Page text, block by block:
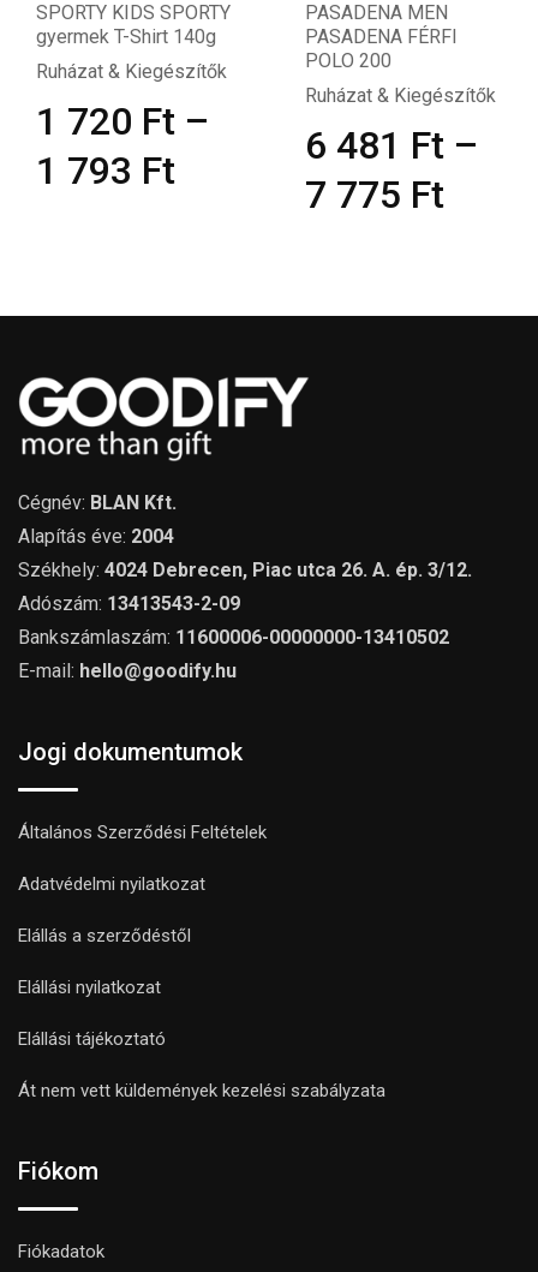
SPORTY
Shirt 140g
Kiegészítők
Ft –
Ft
PASADENA MEN
PASADENA FÉRFI
POLO 200
Ruházat & Kiegészítők
Ft –
Ft
6
Cégnév: BLAN Kft.
Alapítás éve: 2004
Székhely: 4024 Debrecen, Piac utca 26. A. ép. 3/12.
Adószám: 13413543-2-09
Bankszámlaszám: 11600006-00000000-13410502
E-mail: hello@goodify.hu
Jogi dokumentumok
Általános Szerződési Feltételek
Adatvédelmi nyilatkozat
Elállás a szerződéstől
Elállási nyilatkozat
Elállási tájékoztató
Át nem vett küldemények kezelési szabályzata
Fiókom
Fiókadatok